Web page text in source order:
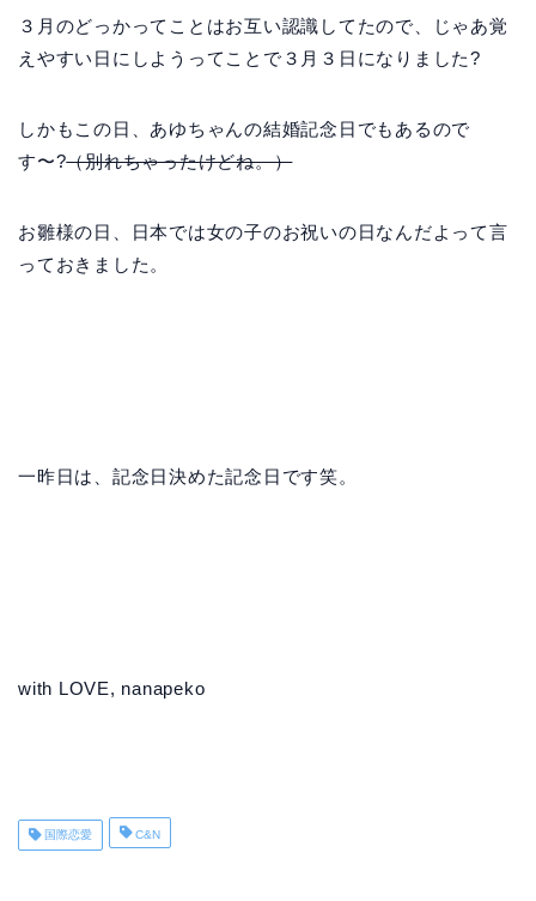
３月のどっかってことはお互い認識してたので、じゃあ覚
えやすい日にしようってことで３月３日になりました?
しかもこの日、あゆちゃんの結婚記念日でもあるので
す〜?（別れちゃったけどね。）
お雛様の日、日本では女の子のお祝いの日なんだよって言
っておきました。
一昨日は、記念日決めた記念日です笑。
with LOVE, nanapeko
国際恋愛 C&N